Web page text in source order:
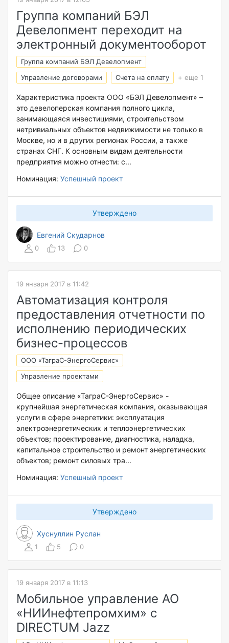
Группа компаний БЭЛ
Девелопмент переходит на
электронный документооборот
Группа компаний БЭЛ Девелопмент
Управление договорами
Счета на оплату + еще 1
Характеристика проекта ООО «БЭЛ Девелопмент» –
это девелоперская компания полного цикла,
занимающаяся инвестициями, строительством
нетривиальных объектов недвижимости не только в
Москве, но и в других регионах России, а также
странах СНГ. К основным видам деятельности
предприятия можно отнести: с...
Номинация: Успешный проект
Евгений Скударнов
Утверждено
0 13 0
19 января 2017 в 11:42
Автоматизация контроля
предоставления отчетности по
исполнению периодических
бизнес-процессов
ООО «ТаграС-ЭнергоСервис»
Управление проектами
Общее описание «ТаграС-ЭнергоСервис» -
крупнейшая энергетическая компания, оказывающая
услуги в сфере энергетики: эксплуатация
электроэнергетических и теплоэнергетических
объектов; проектирование, диагностика, наладка,
капитальное строительство и ремонт энергетических
объектов; ремонт силовых тра...
Номинация: Успешный проект
Хуснуллин Руслан
Утверждено
1 5 0
19 января 2017 в 11:13
Мобильное управление АО
«НИИнефтепромхим» с
DIRECTUM Jazz